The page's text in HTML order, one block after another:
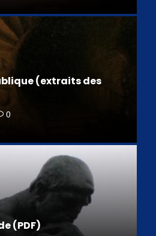
(extraits des
0
(PDF)